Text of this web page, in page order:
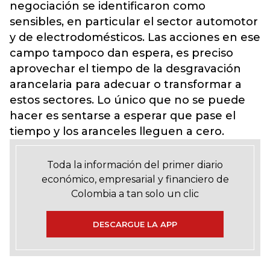
negociación se identificaron como
sensibles, en particular el sector automotor
y de electrodomésticos. Las acciones en ese
campo tampoco dan espera, es preciso
aprovechar el tiempo de la desgravación
arancelaria para adecuar o transformar a
estos sectores. Lo único que no se puede
hacer es sentarse a esperar que pase el
tiempo y los aranceles lleguen a cero.
Toda la información del primer diario
económico, empresarial y financiero de
Colombia a tan solo un clic
DESCARGUE LA APP